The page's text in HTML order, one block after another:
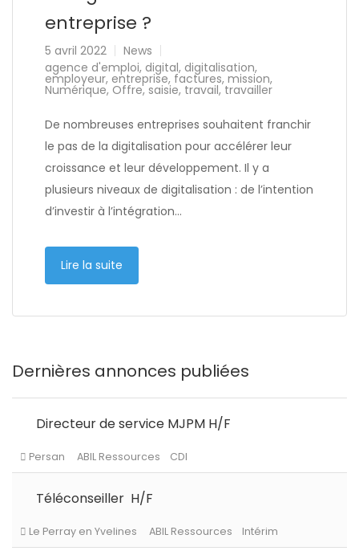
entreprise ?
5 avril 2022
News
agence d'emploi, digital, digitalisation,
employeur, entreprise, factures, mission,
Numérique, Offre, saisie, travail,travailler
De nombreuses entreprises souhaitent franchir
le pas de la digitalisation pour accélérer leur
croissance et leur développement. Il y a
plusieurs niveaux de digitalisation : de l’intention
d’investir à l’intégration…
Lire la suite
Dernières annonces publiées
Directeur de service MJPM H/F
Téléconseiller H/F